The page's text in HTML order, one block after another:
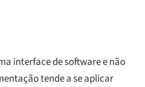
interface de software e não
tende a se aplicar